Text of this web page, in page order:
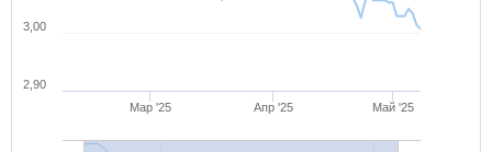
Мар '25 Апр '25 Май '25
2,90
3,00